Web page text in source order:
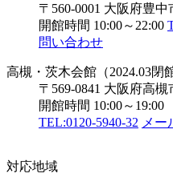
〒560-0001 大阪府豊中
開館時間 10:00～22:00
問い合わせ
高槻・茨木会館（2024.03閉
〒569-0841 大阪府高槻
開館時間 10:00～
TEL:0120-5940-32 メー
対応地域